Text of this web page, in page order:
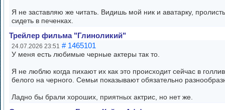
Я не заставляю же читать. Видишь мой ник и аватарку,
сидеть в печенках.
Трейлер фильма "Глиноликий"
24.07.2026 23:51 # 1465101
У меня есть любимые черные актеры так то.
Я не люблю когда пихают их как это происходит сейчас в
белого на черного. Семьи показывают обязательно
Ладно бы брали хороших, приятных актрис, но нет же.